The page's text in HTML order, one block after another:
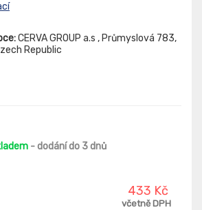
CERVA GROUP a.s , Průmyslová 783,
Republic
- dodání do 3 dnů
433 Kč
včetně DPH